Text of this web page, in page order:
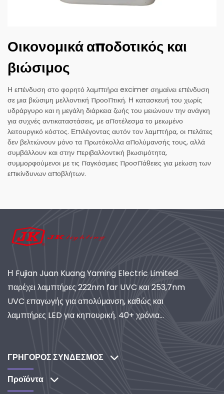
Οικονομικά αποδοτικός και
βιώσιμος
Η επένδυση στο φορητό λαμπτήρα excimer σημαίνει επένδυση
σε μια βιώσιμη μελλοντική προοπτική. Η κατασκευή του χωρίς
υδράργυρο και η μεγάλη διάρκεια ζωής του μειώνουν την ανάγκη
για συχνές αντικαταστάσεις, με αποτέλεσμα το μειωμένο
λειτουργικό κόστος. Επιλέγοντας αυτόν τον λαμπτήρα, οι πελάτες
δεν βελτιώνουν μόνο τα πρωτόκολλα απολύμανσής τους, αλλά
συμβάλλουν και στην περιβαλλοντική βιωσιμότητα,
συμμορφούμενοι με τις παγκόσμιες προσπάθειες για μείωση των
επικίνδυνων αποβλήτων.
Η Fujian Juan Kuang Yaming Electric Limited
παρέχει λαμπτήρες 222nm far UVC και 253,7nm
UVC επαγωγής για απολύμανση, καθώς και
λαμπτήρες LED για κηπουρική. 40+ χρόνια
και καθαρισμού. Ανακαλύψτε τις λύσεις μας με
έμφαση στην έρευνα και ανάπτυξη.
ΓΡΗΓΟΡΟΣ ΣΥΝΔΕΣΜΟΣ
Προϊόντα